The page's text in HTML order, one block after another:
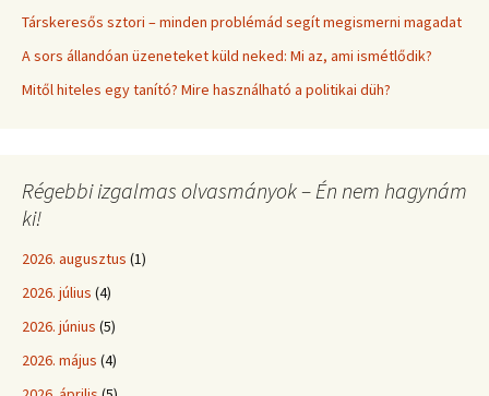
Társkeresős sztori – minden problémád segít megismerni magadat
A sors állandóan üzeneteket küld neked: Mi az, ami ismétlődik?
Mitől hiteles egy tanító? Mire használható a politikai düh?
Régebbi izgalmas olvasmányok – Én nem hagynám
ki!
2026. augusztus (1)
2026. július (4)
2026. június (5)
2026. május (4)